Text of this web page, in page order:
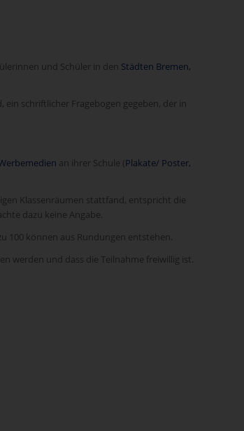
und Schüler in den Städten Bremen,
schriftlicher Fragebogen gegeben, der in
an ihrer Schule (Plakate/ Poster,
Klassenräumen stattfand, entspricht die
dazu keine Angabe.
100 können aus Rundungen entstehen.
werden und dass die Teilnahme freiwillig ist.